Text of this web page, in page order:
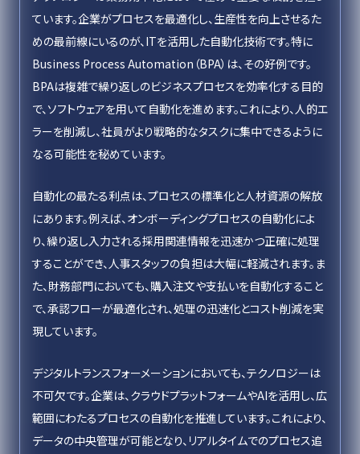
ています。企業がプロセスを最適化し、生産性を向上させるた
めの最前線にいるのが、ITを活用した自動化技術です。特に
Business Process Automation（BPA）は、その好例です。
BPAは複雑で繰り返しのビジネスプロセスを効率化する目的
で、ソフトウェアを用いて自動化を進めます。これにより、人的エ
ラーを削減し、社員がより戦略的なタスクに集中できるように
なる可能性を秘めています。
自動化の最たる利点は、プロセスの標準化と人材資源の解放
にあります。例えば、オンボーディングプロセスの自動化によ
り、繰り返し入力される採用関連情報を迅速かつ正確に処理
することができ、人事スタッフの負担は大幅に軽減されます。ま
た、財務部門においても、購入注文や支払いを自動化すること
で、承認フローが最適化され、処理の迅速化とコスト削減を実
現しています。
デジタルトランスフォーメーションにおいても、テクノロジーは
不可欠です。企業は、クラウドプラットフォームやAIを活用し、広
範囲にわたるプロセスの自動化を推進しています。これにより、
データの中央管理が可能となり、リアルタイムでのプロセス追